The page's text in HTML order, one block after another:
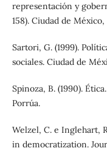
representación y
158). Ciudad de
Sartori, G. (1999).
sociales. Ciudad de
Spinoza, B. (1990).
Porrúa.
Welzel, C. e Inglehart,
in democratization.